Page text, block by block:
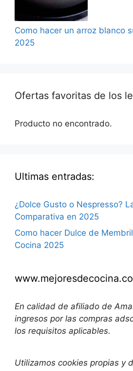
Como hacer un arroz blanco
2025
Ofertas favoritas de los
Producto no encontrado.
Ultimas entradas:
¿Dolce Gusto o Nespresso?
Comparativa en 2025
Como hacer Dulce de
Cocina 2025
En calidad de afiliado de
ingresos por las compras
los requisitos aplicables.
Utilizamos cookies propias y